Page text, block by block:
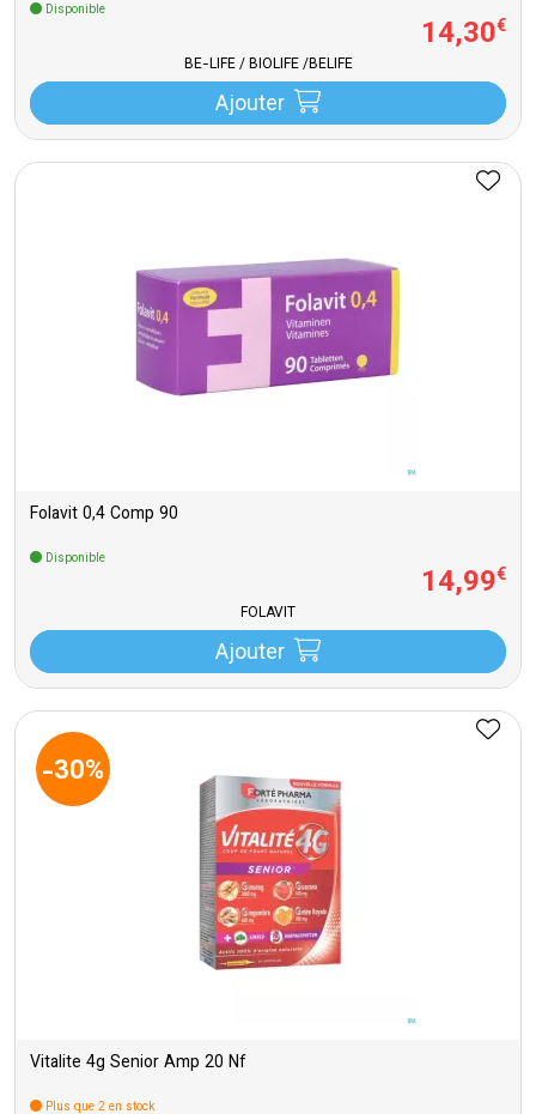
Disponible
14,30€
BE-LIFE / BIOLIFE /BELIFE
Ajouter
Folavit 0,4 Comp 90
Disponible
14,99€
FOLAVIT
Ajouter
-30%
Vitalite 4g Senior Amp 20 Nf
Plus que 2 en stock